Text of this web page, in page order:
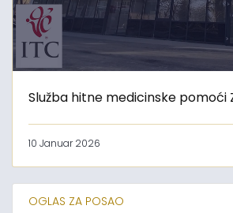
Služba hitne medicinske pomoći
10 Januar 2026
OGLAS ZA POSAO